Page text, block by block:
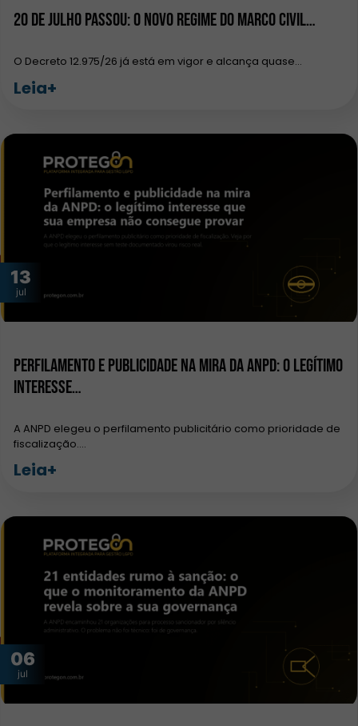
20 de julho passou: o novo regime do Marco Civil…
O Decreto 12.975/26 já está em vigor e alcança quase…
Leia+
13
jul
Perfilamento e publicidade na mira da ANPD: o legítimo
interesse…
A ANPD elegeu o perfilamento publicitário como prioridade de
fiscalização.…
Leia+
06
jul